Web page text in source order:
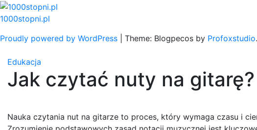
Skip
to
1000stopni.pl
Proudly powered by WordPress
Theme: Blogpecos by Profoxstudio.
Edukacja
Jak czytać nuty na gitarę?
Nauka czytania nut na gitarze to proces, który wymaga czasu i